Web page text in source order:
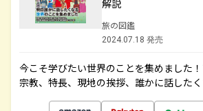
解説
旅の図鑑
2024.07.18 発売
今こそ学びたい世界のことを集めました！
宗教、特長、現地の挨拶、誰かに話したく